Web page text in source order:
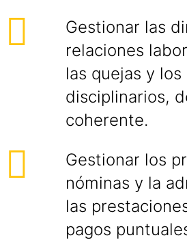
Gestionar las
relaciones
las quejas y
disciplinarios,
coherente.
Gestionar los
nóminas y la
las
pagos